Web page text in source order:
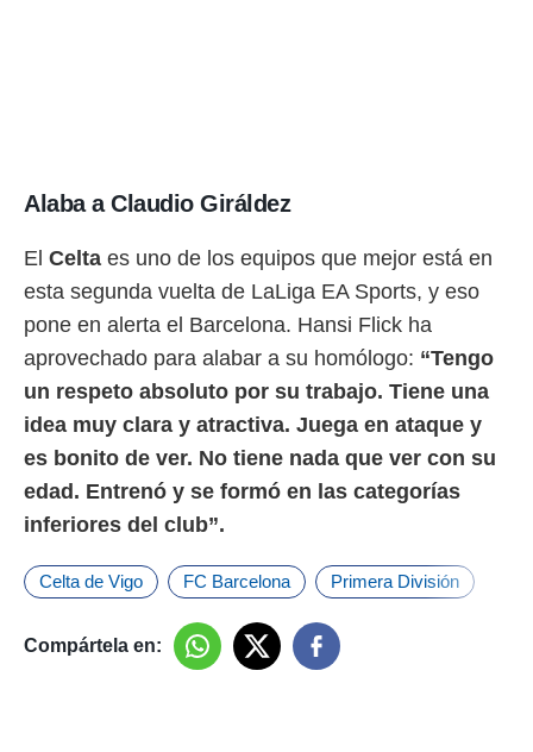
Alaba a Claudio Giráldez
El Celta es uno de los equipos que mejor está en
esta segunda vuelta de LaLiga EA Sports, y eso
pone en alerta el Barcelona. Hansi Flick ha
aprovechado para alabar a su homólogo: “Tengo
un respeto absoluto por su trabajo. Tiene una
idea muy clara y atractiva. Juega en ataque y
es bonito de ver. No tiene nada que ver con su
edad. Entrenó y se formó en las categorías
inferiores del club”.
Celta de Vigo FC Barcelona Primera División
Compártela en: